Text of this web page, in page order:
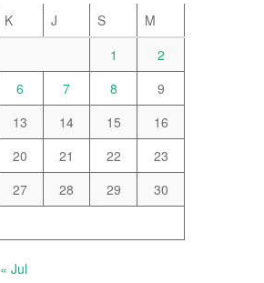
K J S
M
1
2
6 7 8
9
13 14 15
16
20 21 22
23
27 28 29
30
« Jul